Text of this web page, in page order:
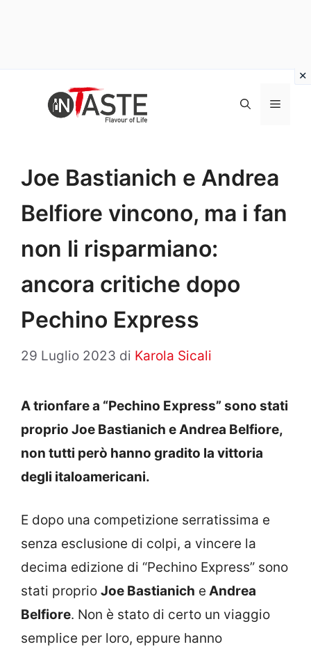
Menu
Joe Bastianich e Andrea
Belfiore vincono, ma i fan
non li risparmiano:
ancora critiche dopo
Pechino Express
29 Luglio 2023 di Karola Sicali
A trionfare a “Pechino Express” sono stati
proprio Joe Bastianich e Andrea Belfiore,
non tutti però hanno gradito la vittoria
degli italoamericani.
E dopo una competizione serratissima e
senza esclusione di colpi, a vincere la
decima edizione di “Pechino Express” sono
stati proprio Joe Bastianich e Andrea
Belfiore. Non è stato di certo un viaggio
semplice per loro, eppure hanno